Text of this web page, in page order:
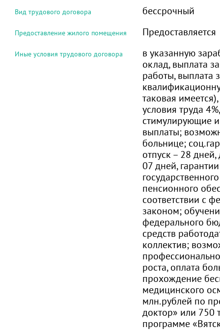
Вид трудового договора бессрочный
Предоставление жилого помещения Предоставляется
Иные условия трудового договора
в указанную
оклад, выплата
работы, выплата
таковая
условия труда
стимулирующие
выплаты;
больнице;
отпуск – 28
07 дней,
пенсионного
соответствии с
законом;
федерального
средств
коллектив;
роста, оплата
прохождение
медицинского
млн.рублей по
доктор» или 750
программе